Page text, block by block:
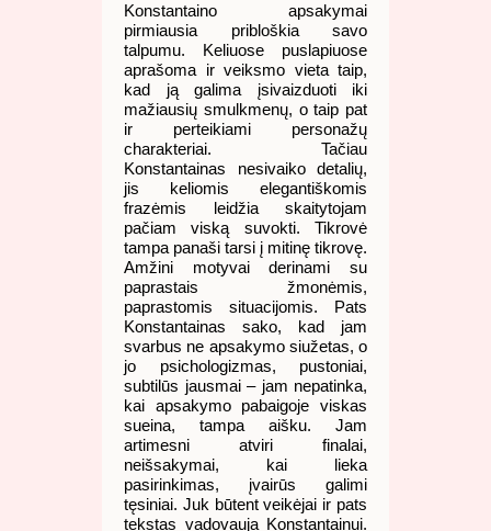
Konstantaino apsakymai
pirmiausia pribloškia savo
talpumu. Keliuose puslapiuose
aprašoma ir veiksmo vieta taip,
kad ją galima įsivaizduoti iki
mažiausių smulkmenų, o taip pat
ir perteikiami personažų
charakteriai. Tačiau
Konstantainas nesivaiko detalių,
jis keliomis elegantiškomis
frazėmis leidžia skaitytojam
pačiam viską suvokti. Tikrovė
tampa panaši tarsi į mitinę tikrovę.
Amžini motyvai derinami su
paprastais žmonėmis,
paprastomis situacijomis. Pats
Konstantainas sako, kad jam
svarbus ne apsakymo siužetas, o
jo psichologizmas, pustoniai,
subtilūs jausmai – jam nepatinka,
kai apsakymo pabaigoje viskas
sueina, tampa aišku. Jam
artimesni atviri finalai,
neišsakymai, kai lieka
pasirinkimas, įvairūs galimi
tęsiniai. Juk būtent veikėjai ir pats
tekstas vadovauja Konstantainui.